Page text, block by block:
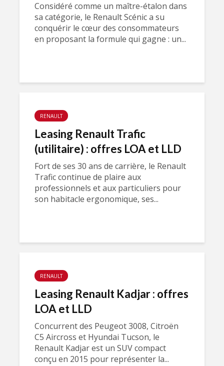
Considéré comme un maître-étalon dans
sa catégorie, le Renault Scénic a su
conquérir le cœur des consommateurs
en proposant la formule qui gagne : un...
RENAULT
Leasing Renault Trafic
(utilitaire) : offres LOA et LLD
Fort de ses 30 ans de carrière, le Renault
Trafic continue de plaire aux
professionnels et aux particuliers pour
son habitacle ergonomique, ses...
RENAULT
Leasing Renault Kadjar : offres
LOA et LLD
Concurrent des Peugeot 3008, Citroën
C5 Aircross et Hyundai Tucson, le
Renault Kadjar est un SUV compact
conçu en 2015 pour représenter la...